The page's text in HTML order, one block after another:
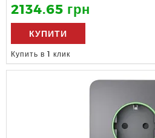
2134.65 грн
КУПИТИ
Купить в 1 клик